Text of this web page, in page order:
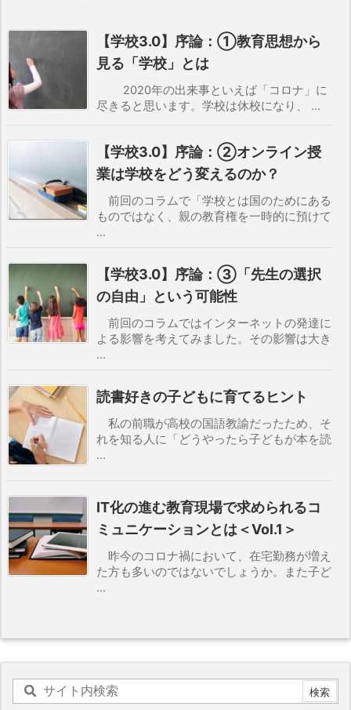
【学校3.0】序論：①教育思想から
見る「学校」とは
2020年の出来事といえば「コロナ」に
尽きると思います。学校は休校になり、 ...
【学校3.0】序論：②オンライン授
業は学校をどう変えるのか？
前回のコラムで「学校とは国のためにある
ものではなく、親の教育権を一時的に預けて
...
【学校3.0】序論：③「先生の選択
の自由」という可能性
前回のコラムではインターネットの発達に
よる影響を考えてみました。その影響は大き
...
読書好きの子どもに育てるヒント
私の前職が高校の国語教諭だったため、そ
れを知る人に「どうやったら子どもが本を読
...
IT化の進む教育現場で求められるコ
ミュニケーションとは＜Vol.1＞
昨今のコロナ禍において、在宅勤務が増え
た方も多いのではないでしょうか。また子ど
...